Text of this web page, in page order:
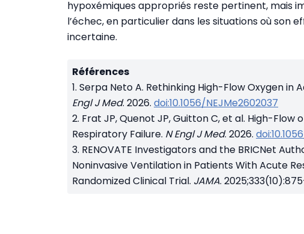
hypoxémiques appropriés reste pertinent, mais
l’échec, en particulier dans les situations où son
incertaine.
Références
1. Serpa Neto A. Rethinking High-Flow Oxygen in
Engl J Med. 2026. doi:10.1056/NEJMe2602037
2. Frat JP, Quenot JP, Guitton C, et al. High-
Respiratory Failure. N Engl J Med. 2026.
3. RENOVATE Investigators and the BRICNet
Noninvasive Ventilation in Patients With Acute
Randomized Clinical Trial. JAMA.